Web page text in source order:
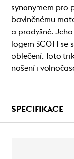
synonymem pro
bavlněnému
a prodyšné.
logem SCOTT
oblečení. Toto
nošení i
SPECIFIKACE